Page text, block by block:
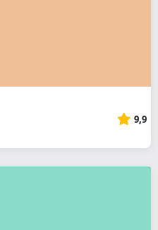
9,9